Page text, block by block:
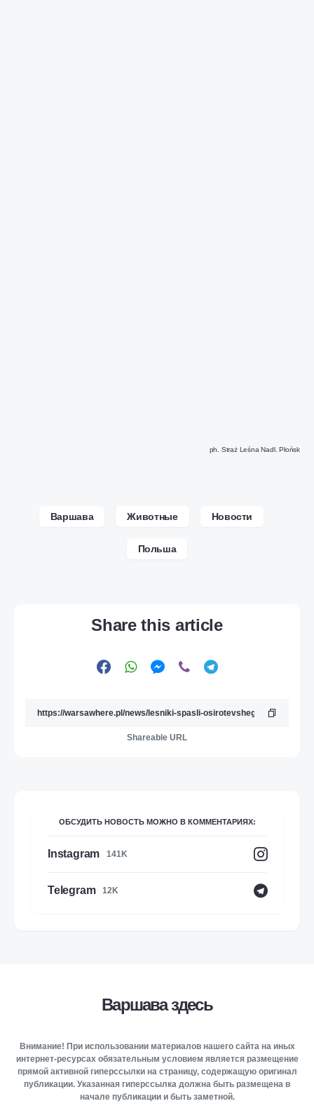
ph. Straż Leśna Nadl. Płońsk
Варшава Животные Новости
Польша
Share this article
Shareable URL
ОБСУДИТЬ НОВОСТЬ МОЖНО В КОММЕНТАРИЯХ:
Instagram 141K
Telegram 12K
Варшава здесь
Внимание! При использовании материалов нашего сайта на иных
интернет-ресурсах обязательным условием является размещение
прямой активной гиперссылки на страницу, содержащую оригинал
публикации. Указанная гиперссылка должна быть размещена в
начале публикации и быть заметной.